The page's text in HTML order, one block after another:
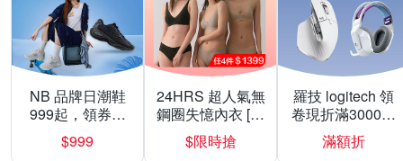
NB 品牌日潮鞋
999起，領券折
上折 最高回饋
40%
$999
24HRS 超人氣無
鋼圈失憶內衣 [熱
銷好評]
$限時搶
羅技 logitech 領
卷現折滿3000折
300
滿額折